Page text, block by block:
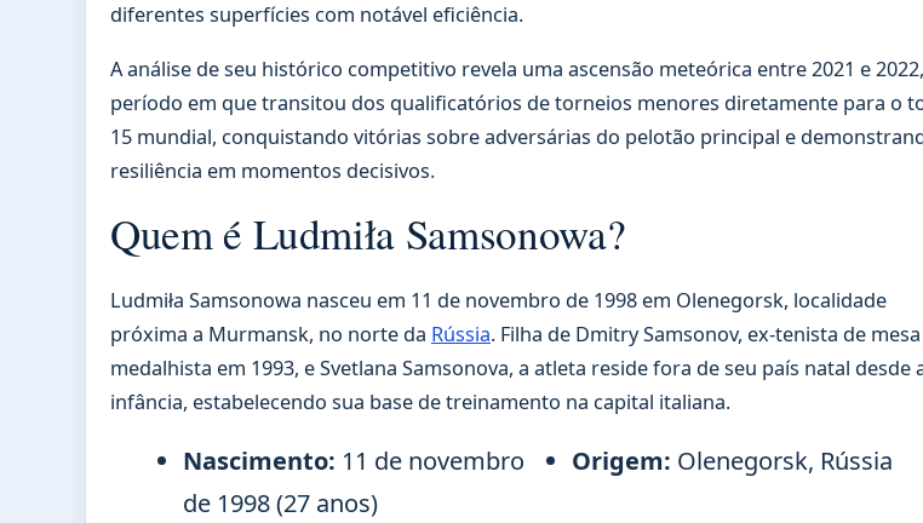
diferentes superfícies com notável eficiência.
A análise de seu histórico competitivo revela uma ascensão meteórica entre 2021 e 2022,
período em que transitou dos qualificatórios de torneios menores diretamente para o
15 mundial, conquistando vitórias sobre adversárias do pelotão principal e
resiliência em momentos decisivos.
Quem é Ludmiła Samsonowa?
Ludmiła Samsonowa nasceu em 11 de novembro de 1998 em Olenegorsk, localidade
próxima a Murmansk, no norte da Rússia. Filha de Dmitry Samsonov, ex-tenista de mesa
medalhista em 1993, e Svetlana Samsonova, a atleta reside fora de seu país natal desde
infância, estabelecendo sua base de treinamento na capital italiana.
Nascimento: 11 de novembro
de 1998 (27 anos)
Origem: Olenegorsk, Rússia